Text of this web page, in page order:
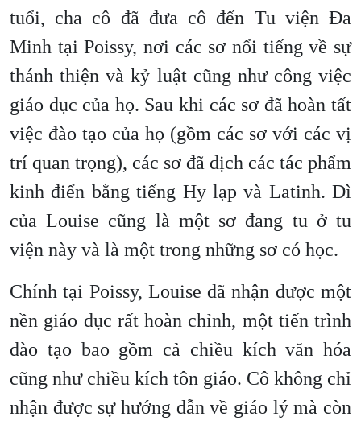
tuổi, cha cô đã đưa cô đến Tu viện Đa
Minh tại Poissy, nơi các sơ nổi tiếng về sự
thánh thiện và kỷ luật cũng như công việc
giáo dục của họ. Sau khi các sơ đã hoàn tất
việc đào tạo của họ (gồm các sơ với các vị
trí quan trọng), các sơ đã dịch các tác phẩm
kinh điển bằng tiếng Hy lạp và Latinh. Dì
của Louise cũng là một sơ đang tu ở tu
viện này và là một trong những sơ có học.
Chính tại Poissy, Louise đã nhận được một
nền giáo dục rất hoàn chỉnh, một tiến trình
đào tạo bao gồm cả chiều kích văn hóa
cũng như chiều kích tôn giáo. Cô không chỉ
nhận được sự hướng dẫn về giáo lý mà còn